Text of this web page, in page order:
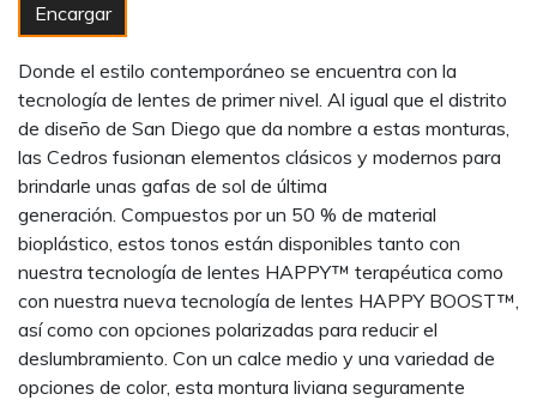
Encargar
Donde el estilo contemporáneo se encuentra con la
tecnología de lentes de primer nivel. Al igual que el distrito
de diseño de San Diego que da nombre a estas monturas,
las Cedros fusionan elementos clásicos y modernos para
brindarle unas gafas de sol de última
generación. Compuestos por un 50 % de material
bioplástico, estos tonos están disponibles tanto con
nuestra tecnología de lentes HAPPY™ terapéutica como
con nuestra nueva tecnología de lentes HAPPY BOOST™,
así como con opciones polarizadas para reducir el
deslumbramiento. Con un calce medio y una variedad de
opciones de color, esta montura liviana seguramente